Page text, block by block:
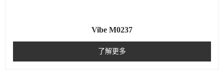
Vibe M0237
了解更多